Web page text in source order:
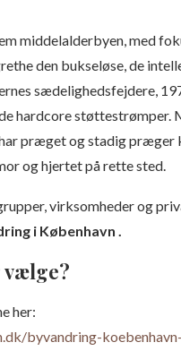
middelalderbyen, med
den bukseløse, de
sædelighedsfejdere,
hardcore støttestrømper.
præget og stadig
og hjertet på rette sted.
virksomheder og
i København .
her:
byvandring-